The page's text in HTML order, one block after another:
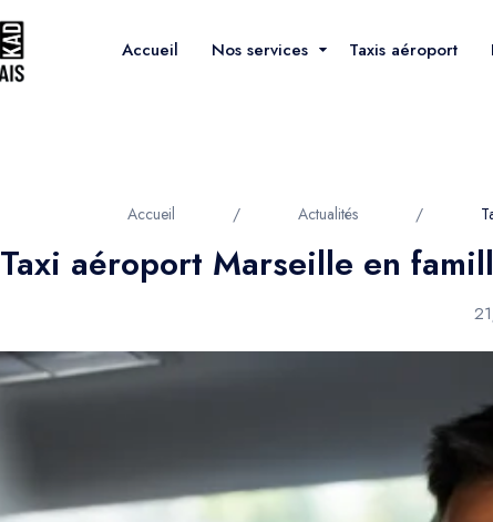
Accueil Nos services Taxis aéroport
Accueil / Actualités /
Taxi aéroport Marseille en